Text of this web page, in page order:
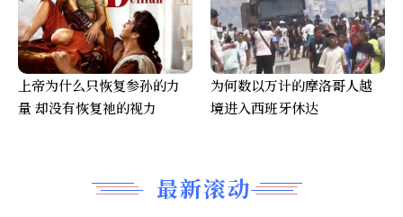
最新滚动
上帝为什么只恢复参孙的力
量 却没有恢复祂的视力
为何数以万计的摩洛哥人越
境进入西班牙休达